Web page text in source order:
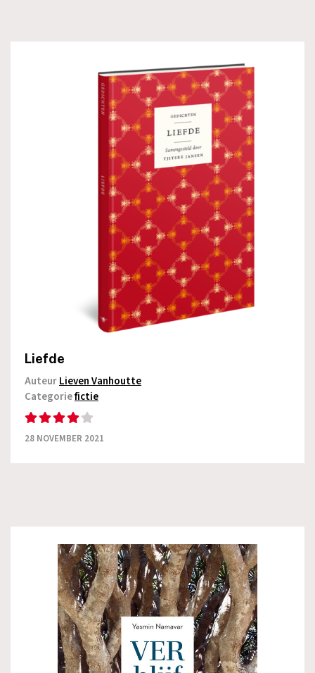
Liefde
AuteurLieven Vanhoutte
Categoriefictie
28 NOVEMBER 2021